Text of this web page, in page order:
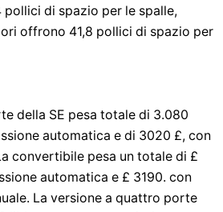
di spazio per le spalle,
offrono 41,8 pollici di spazio per
della SE pesa totale di 3.080
automatica e di 3020 £, con
convertibile pesa un totale di £
automatica e £ 3190. con
La versione a quattro porte